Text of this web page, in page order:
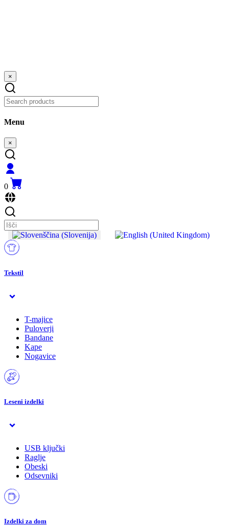
×
Menu
×
0
Tekstil
T-majice
Puloverji
Bandane
Kape
Nogavice
Leseni izdelki
USB ključki
Raglje
Obeski
Odsevniki
Izdelki za dom